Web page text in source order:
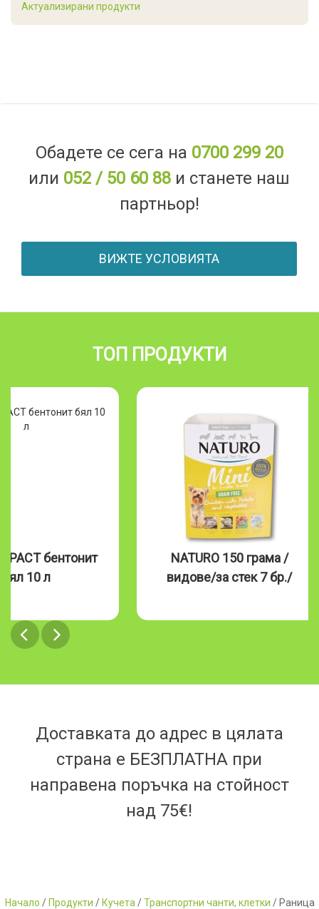
Актуализирани продукти
Обадете се сега на 0700 299 20
или 052 / 50 60 88 и станете наш
партньор!
ВИЖТЕ УСЛОВИЯТА
ТОП ПРОДУКТИ
бентонит
бял 10 л
NATURO 150 грама /
видове/за стек 7 бр./
Доставката до адрес в цялата
страна е БЕЗПЛАТНА при
направена поръчка на стойност
над 75€!
Начало / Продукти / Кучета /Транспортни чанти, клетки / Раница